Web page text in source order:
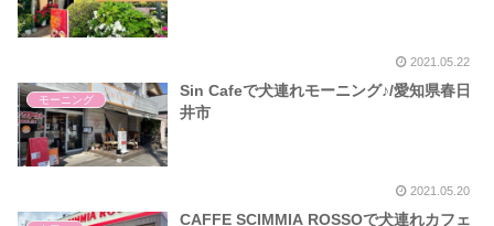
2021.05.22
モーニング
Sin Cafeで犬連れモーニング♪/愛知県春日
井市
2021.05.20
CAFFE SCIMMIA ROSSOで犬連れカフェ